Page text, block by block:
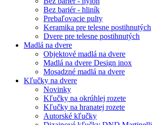
Bez bariér - hliník
Prebaľovacie pulty
Keramika pre telesne postihnutých
Dvere pre telesne postihnutých
Madlá na dvere
Objektové madlá na dvere
Madlá na dvere Design inox
Mosadzné madlá na dvere
Kľučky na dvere
Novinky
Kľučky na okrúhlej rozete
Kľučky na hranatej rozete
Autorské kľučky